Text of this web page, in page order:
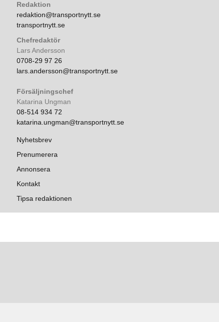
Redaktion
redaktion@transportnytt.se
transportnytt.se
Chefredaktör
Lars Andersson
0708-29 97 26
lars.andersson@transportnytt.se
Försäljningschef
Katarina Ungman
08-514 934 72
katarina.ungman@transportnytt.se
Nyhetsbrev
Prenumerera
Annonsera
Kontakt
Tipsa redaktionen